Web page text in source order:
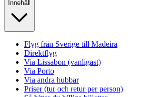
Innehåll
Flyg från Sverige till Madeira
Direktflyg
Via Lissabon (vanligast)
Via Porto
Via andra hubbar
Priser (tur och retur per person)